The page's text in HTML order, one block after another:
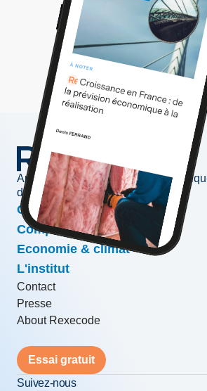
Au service de l'information
développement des entreprises
Conjoncture & prévisions
Compétitivité & croissance
Economie & climat
L'institut
Contact
Presse
About Rexecode
Essai gratuit
Suivez-nous